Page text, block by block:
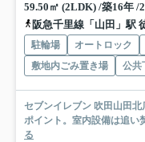
59.50㎡ (2LDK) /築16年 /
阪急千里線「山田」駅
駐輪場 オートロック
敷地内ごみ置き場
公共
セブンイレブン 吹田山田
ポイント。室内設備は追い
る